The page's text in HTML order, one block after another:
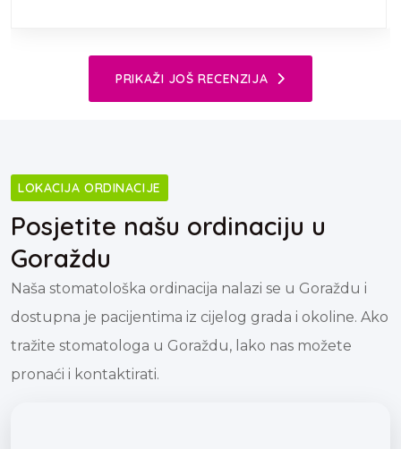
PRIKAŽI JOŠ RECENZIJA
LOKACIJA ORDINACIJE
Posjetite našu ordinaciju u
Goraždu
Naša stomatološka ordinacija nalazi se u Goraždu i
dostupna je pacijentima iz cijelog grada i okoline. Ako
tražite stomatologa u Goraždu, lako nas možete
pronaći i kontaktirati.